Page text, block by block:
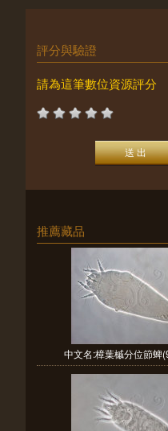
評分與驗證
請為這筆數位資源評分
推薦藏品
中文名:樟葉槭分位節蜱